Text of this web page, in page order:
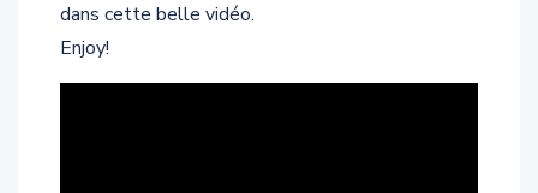
dans cette belle vidéo.
Enjoy!